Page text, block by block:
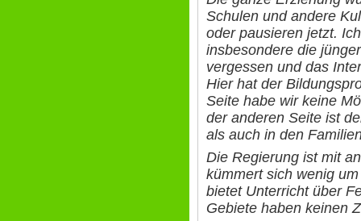
Schulen und andere
oder pausieren jetzt.
insbesondere die
vergessen und das
Hier hat der
Seite habe wir keine
der anderen Seite ist
als auch in den
Die Regierung ist mit
kümmert sich wenig
bietet Unterricht über
Gebiete haben keinen